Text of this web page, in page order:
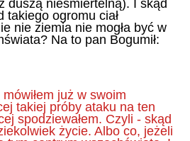
duszą nieśmiertelną). I skąd
takiego ogromu ciał
nie ziemia nie mogła być w
Na to pan Bogumił:
już w swoim
takiej próby ataku na ten
spodziewałem. Czyli - skąd
życie. Albo co, jeżeli